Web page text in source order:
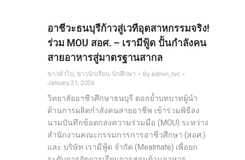
อาชีวะธนบุรีก้าวสู่เวทีอุตสาหกรรมจริง!
ร่วม MOU สอศ. – เรามีฟู้ด ปั้นกำลังคน
สายอาหารสู่มาตรฐานสากล
ข่าวทั่วไป, ข่าวนักเรียน-นักศึกษา By admin_tvc
January 21, 2026
วิทยาลัยอาชีวศึกษาธนบุรี ตอกย้ำบทบาทผู้นำ
ด้านการผลิตกำลังคนสายอาชีพ เข้าร่วมพิธีลง
นามบันทึกข้อตกลงความร่วมมือ (MOU) ระหว่าง
สำนักงานคณะกรรมการการอาชีวศึกษา (สอศ.)
และ บริษัท เรามีฟู้ด จำกัด (Mealmate) เพื่อยก